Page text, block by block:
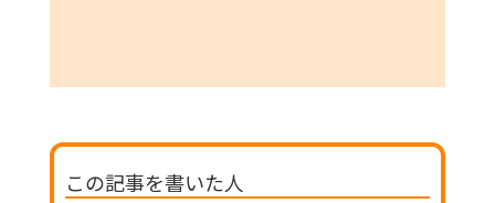
この記事を書いた人